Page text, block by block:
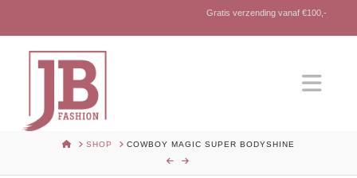
Gratis verzending vanaf €100,-
HOMESHOP COWBOY MAGIC SUPER BODYSHINE